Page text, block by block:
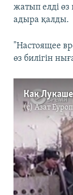
жатып елді
адыра қалды.
"Настоящее
өз билігін
Как
(c) Азат